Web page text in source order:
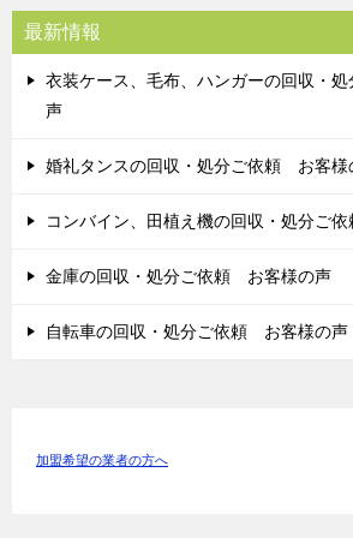
最新情報
衣装ケース、毛布、ハンガーの回収・
声
婚礼タンスの回収・処分ご依頼 お客様
コンバイン、田植え機の回収・処分ご
金庫の回収・処分ご依頼 お客様の声
自転車の回収・処分ご依頼 お客様の声
加盟希望の業者の方へ